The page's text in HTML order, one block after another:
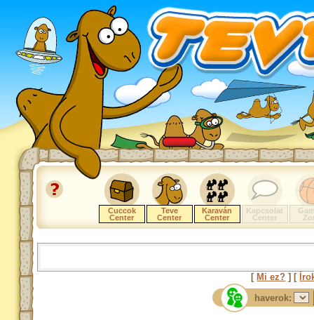
Cuccok
Center
Teve
Center
Karaván
Center
Kapcsolat
Center
[ Mi ez? ] [
haverok: